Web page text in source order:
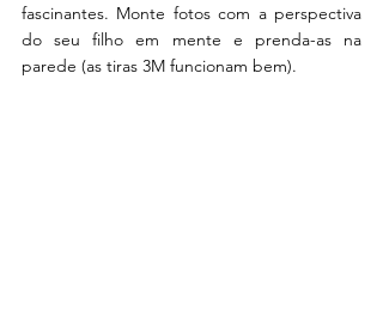
fascinantes. Monte fotos com a perspectiva
do seu filho em mente e prenda-as na
parede (as tiras 3M funcionam bem).